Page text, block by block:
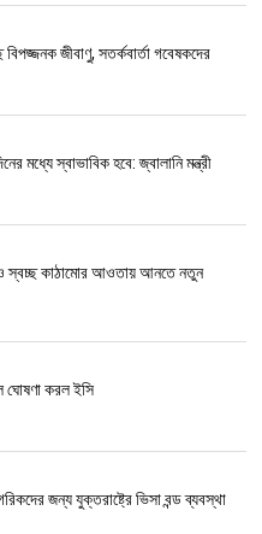
জীবাণু, সতর্কবার্তা গবেষকদের
মধ্যে স্বাভাবিক হবে: জ্বালানি মন্ত্রী
ও স্বচ্ছ কাঠামোর আওতায় আনতে নতুন
ঘোষণা করল ইসি
জন্য যুক্তরাষ্ট্রে ভিসা বন্ড ব্যবস্থা